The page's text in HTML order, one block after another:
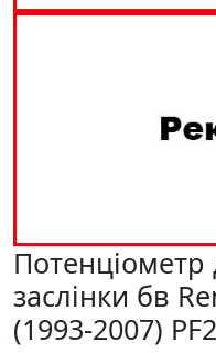
Потенціометр
заслінки бв
(1993-2007)